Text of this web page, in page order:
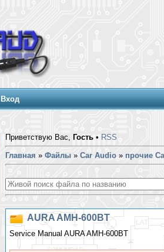
Вход
Приветствую Вас, Гость• RSS
Главная » Файлы» Car Audio» прочие
AURA AMH-600BT
Service Manual AURA AMH-600BT